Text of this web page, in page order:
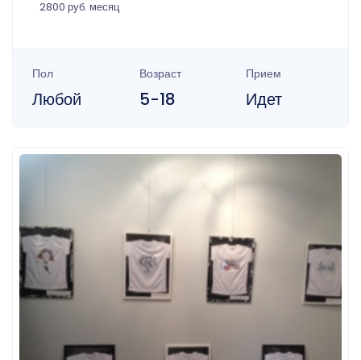
2800 руб. месяц
Пол
Любой
Возраст
5-18
Прием
Идет